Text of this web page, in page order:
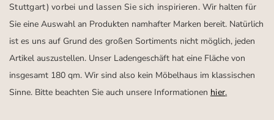
Stuttgart) vorbei und lassen Sie sich inspirieren.Wir halten für
Sie eine Auswahl an Produkten namhafter Marken bereit. Natürlich
ist es uns auf Grund des großen Sortiments nicht möglich, jeden
Artikel auszustellen. Unser Ladengeschäft hat eine Fläche von
insgesamt 180 qm. Wir sind also kein Möbelhaus im klassischen
Sinne. Bitte beachten Sie auch unsere Informationen hier.